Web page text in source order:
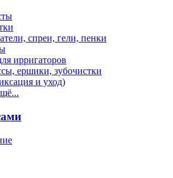
спреи, гели, пенки
ирригаторов
ершики, зубочистки
и уход)